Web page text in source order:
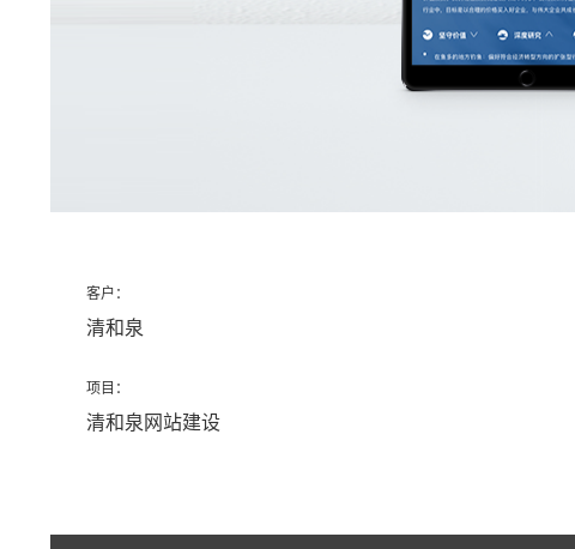
客户：
清和泉
项目：
清和泉网站建设